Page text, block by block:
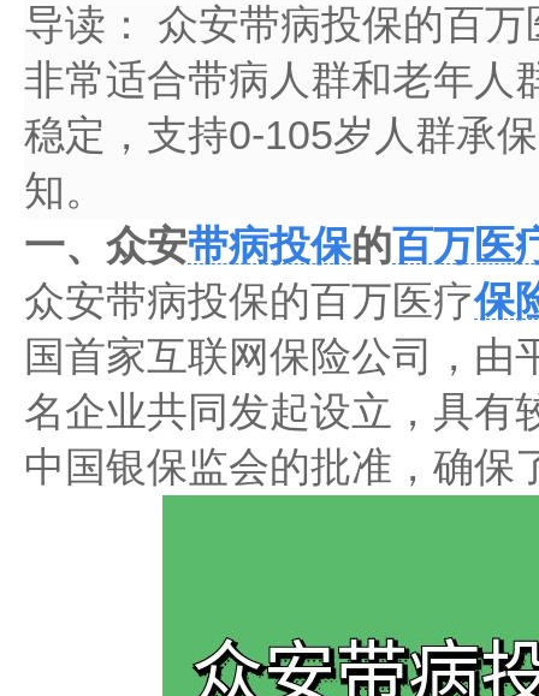
导读：
众安带病投保的百
非常适合带病人群和老年人
稳定，支持0-105岁人群承
知。
一、众安带病投保的百万医
众安带病投保的百万医疗保
国首家互联网保险公司，由
名企业共同发起设立，具有
中国银保监会的批准，确保